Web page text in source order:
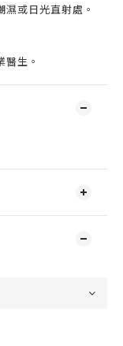
或日光直射處。
生。